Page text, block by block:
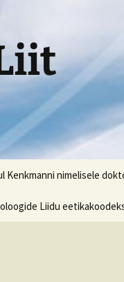
Kenkmanni nimelisele
Liidu